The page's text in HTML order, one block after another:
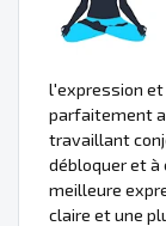
l'expression et
parfaitement
travaillant
débloquer et à
meilleure
claire et une